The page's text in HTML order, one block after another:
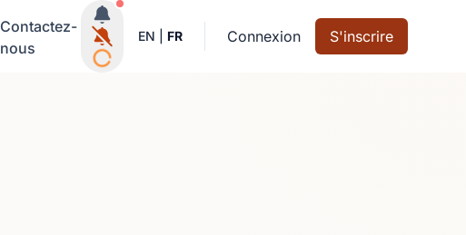
Contactez-
nous
Notifications actives
EN FR Connexion S'inscrire